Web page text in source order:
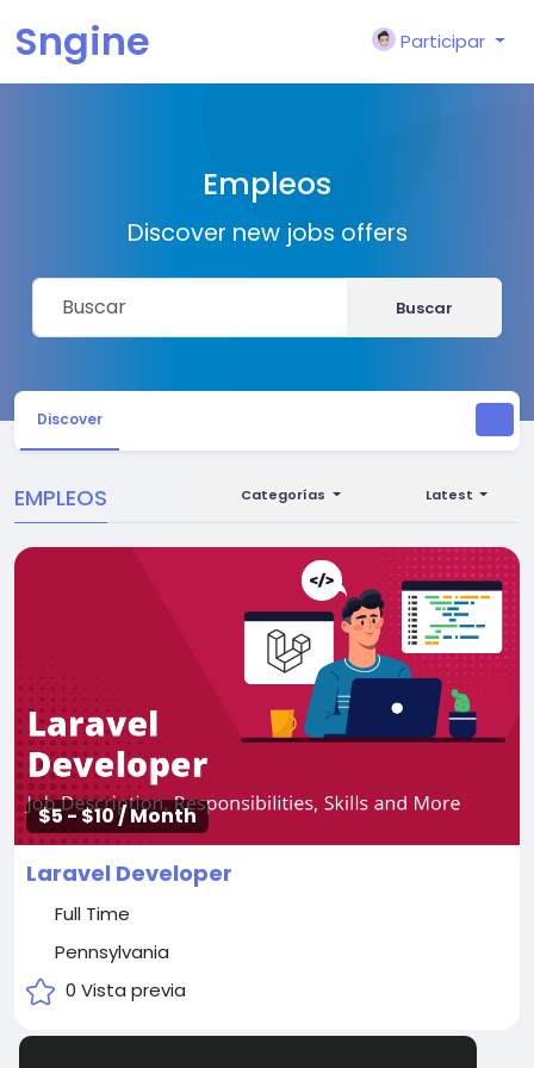
Sngine Participar
Empleos
Discover new jobs offers
Buscar
Discover
EMPLEOS Latest
Categorías
$5 - $10 / Month
Laravel Developer
Full Time
Pennsylvania
0 Vista previa